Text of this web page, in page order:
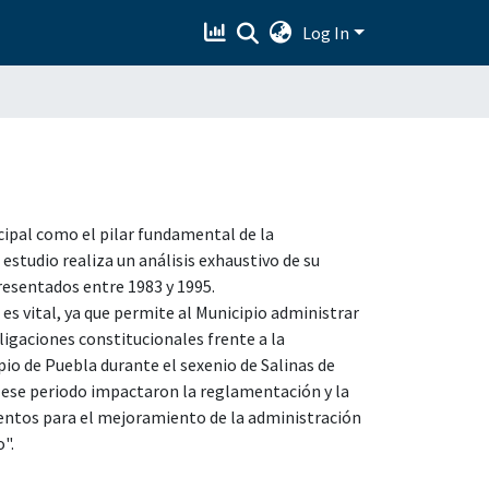
Log In
como el pilar fundamental de la
realiza un análisis exhaustivo de su
entre 1983 y 1995.
vital, ya que permite al Municipio administrar
constitucionales frente a la
de Puebla durante el sexenio de Salinas de
periodo impactaron la reglamentación y la
para el mejoramiento de la administración